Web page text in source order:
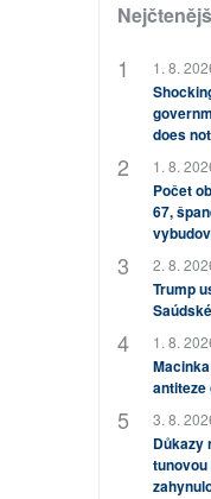
1. 8.
does
1. 8.
Počet
67,
2. 8.
Trump
1. 8.
3. 8.
Důkazy
tunovou